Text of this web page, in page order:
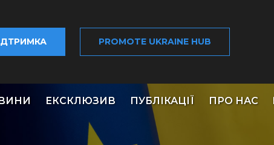
PROMOTE UKRAINE HUB
ЕКСКЛЮЗИВ ПУБЛІКАЦІЇ ПРО НАС